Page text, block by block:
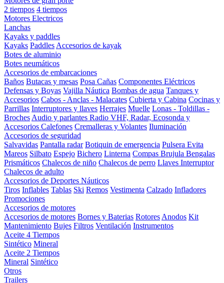
2 tiempos 4 tiempos
Motores Electricos
Lanchas
Kayaks y paddles
Kayaks Paddles Accesorios de kayak
Botes de aluminio
Botes neumáticos
Accesorios de embarcaciones
Baños Butacas y mesas Posa Cañas Componentes Eléctricos
Defensas y Boyas Vajilla Náutica Bombas de agua Tanques y
Accesorios Cabos - Anclas - Malacates Cubierta y Cabina Cocinas y
Parrillas Interruptores y llaves Herrajes Muelle Lonas - Toldillas -
Broches Audio y parlantes Radio VHF, Radar, Ecosonda y
Accesorios Calefones Cremalleras y Volantes Iluminación
Accesorios de seguridad
Salvavidas Pantalla radar Botiquin de emergencia Pulsera Evita
Mareos Silbato Espejo Bichero Linterna Compas Brujula Bengalas
Prismáticos Chalecos de niño Chalecos de perro Llaves Interruptor
Chalecos de adulto
Accesorios de Deportes Náuticos
Tiros Inflables Tablas Ski Remos Vestimenta Calzado Infladores
Promociones
Accesorios de motores
Accesorios de motores Bornes y Baterias Rotores Anodos Kit
Mantenimiento Bujes Filtros Ventilación Instrumentos
Aceite 4 Tiempos
Sintético Mineral
Aceite 2 Tiempos
Mineral Sintético
Otros
Trailers